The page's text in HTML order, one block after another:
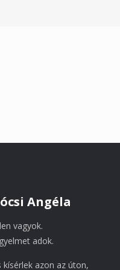
Angéla
vagyok.
adok.
kísérlek azon az úton,